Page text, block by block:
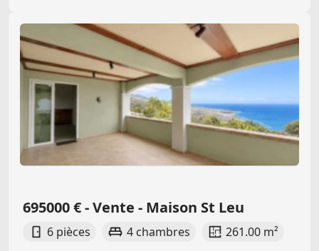
695000 € - Vente - Maison St Leu
6 pièces 4 chambres
261.00 m²